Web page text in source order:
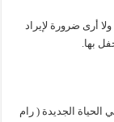
ولا أرى ضرورة لإيراد
بها.
الجديدة ( رام